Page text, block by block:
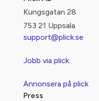
Kungsgatan 28
753 21 Uppsala
support@plick.se
Jobb via plick
Annonsera på plick
Press